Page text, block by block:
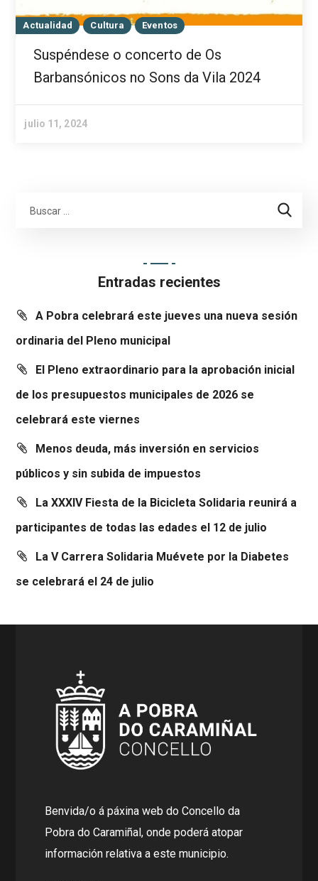
Actualidad Cultura Eventos
Suspéndese o concerto de Os
Barbansónicos no Sons da Vila 2024
julio 11, 2024
Entradas recientes
A Pobra celebrará este jueves una nueva sesión
ordinaria del Pleno municipal
El Pleno extraordinario para la aprobación inicial
de los presupuestos municipales de 2026 se
celebrará este viernes
Menos deuda, más inversión en servicios
públicos y sin subida de impuestos
La XXXIV Fiesta de la Bicicleta Solidaria reunirá a
participantes de todas las edades el 12 de julio
La V Carrera Solidaria Muévete por la Diabetes
se celebrará el 24 de julio
Benvida/o á páxina web do Concello da
Pobra do Caramiñal, onde poderá atopar
información relativa a este municipio.